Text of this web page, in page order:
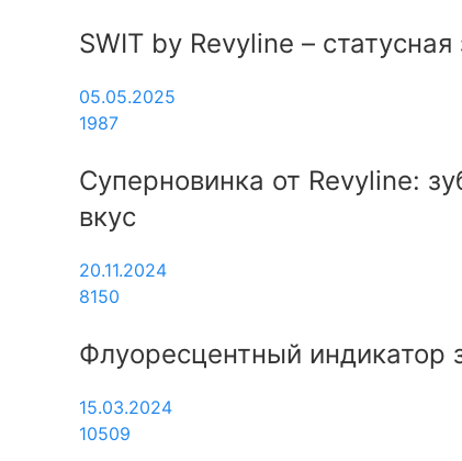
SWIT by Revyline –
05.05.2025
1987
Суперновинка от Revyline:
вкус
20.11.2024
8150
Флуоресцентный индикатор
15.03.2024
10509